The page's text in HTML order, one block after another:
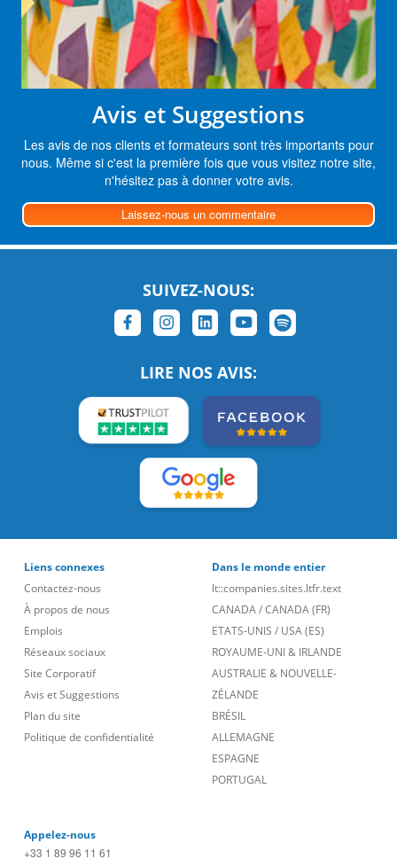
Avis et Suggestions
Les avis de nos clients et formateurs sont très importants pour
nous. Même si c'est la première fois que vous visitez notre site,
n'hésitez pas à donner votre avis.
Laissez-nous un commentaire
SUIVEZ-NOUS:
LIRE NOS AVIS:
Liens connexes
Contactez-nous
À propos de nous
Emplois
Réseaux sociaux
Site Corporatif
Avis et Suggestions
Plan du site
Politique de confidentialité
Dans le monde entier
lt::companies.sites.ltfr.text
CANADA/CANADA (FR)
ETATS-UNIS / USA (ES)
ROYAUME-UNI & IRLANDE
AUSTRALIE & NOUVELLE-
ZÉLANDE
BRÉSIL
ALLEMAGNE
ESPAGNE
PORTUGAL
Appelez-nous
+33 1 89 96 11 61